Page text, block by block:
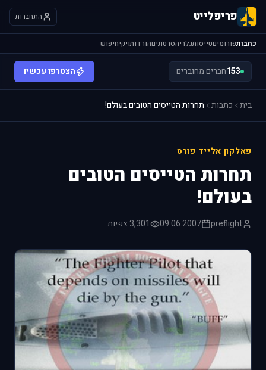
פריפלייט התחברות
כתבותפורומיםטייסותגלריהסרטוניםהורדותויקיחיפוש
153חברים מחוברים הצטרפו עכשיו
בית כתבות תחרות הטייסים הטובים בעולם!
פאלקון אלייד פורס
תחרות הטייסים הטובים
בעולם!
preflight
09.06.2007 3,301 צפיות